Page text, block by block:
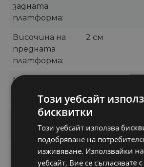
задната
платформа
Височина на
предната
платформа
2 см
Материал
Бежов
Категории Сандали
платформа
Бранд Botinelli
Този уебсайт
бисквитки
Този уебсайт използва
подобряване на
изживяване. Използвайки
уебсайт, Вие се съгласявате